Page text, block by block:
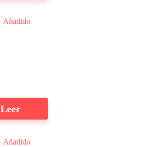
Añadido
Leer
Añadido